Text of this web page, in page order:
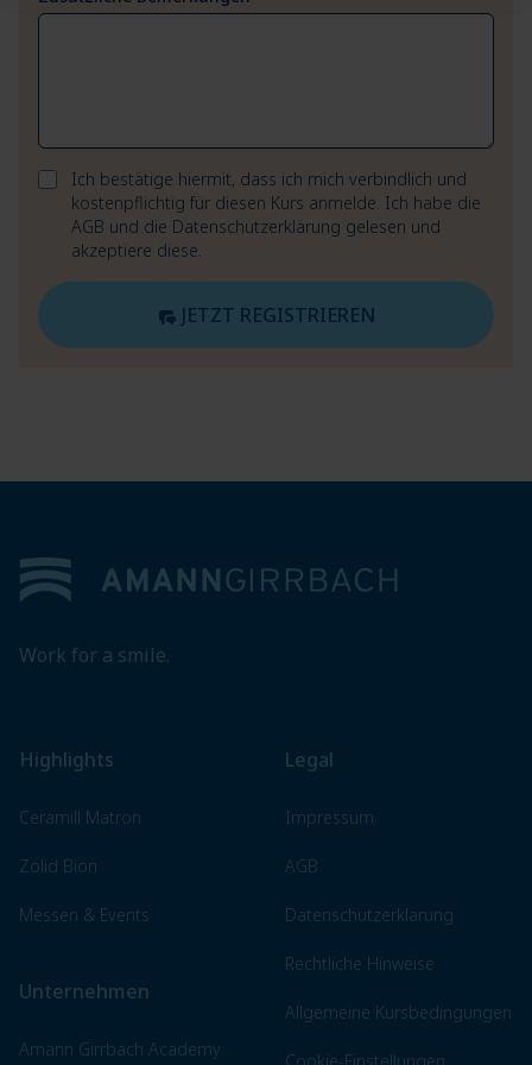
Ich bestätige hiermit, dass ich mich verbindlich und
kostenpflichtig für diesen Kurs anmelde. Ich habe die
AGB und die Datenschutzerklärung gelesen und
akzeptiere diese.
JETZT REGISTRIEREN
Work for a smile.
Highlights
Ceramill Matron
Zolid Bion
Messen & Events
Unternehmen
Amann Girrbach Academy
Legal
Impressum
AGB
Datenschutzerklärung
Rechtliche Hinweise
Allgemeine Kursbedingungen